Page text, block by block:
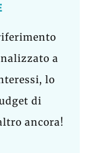
a
lo
di
ancora!